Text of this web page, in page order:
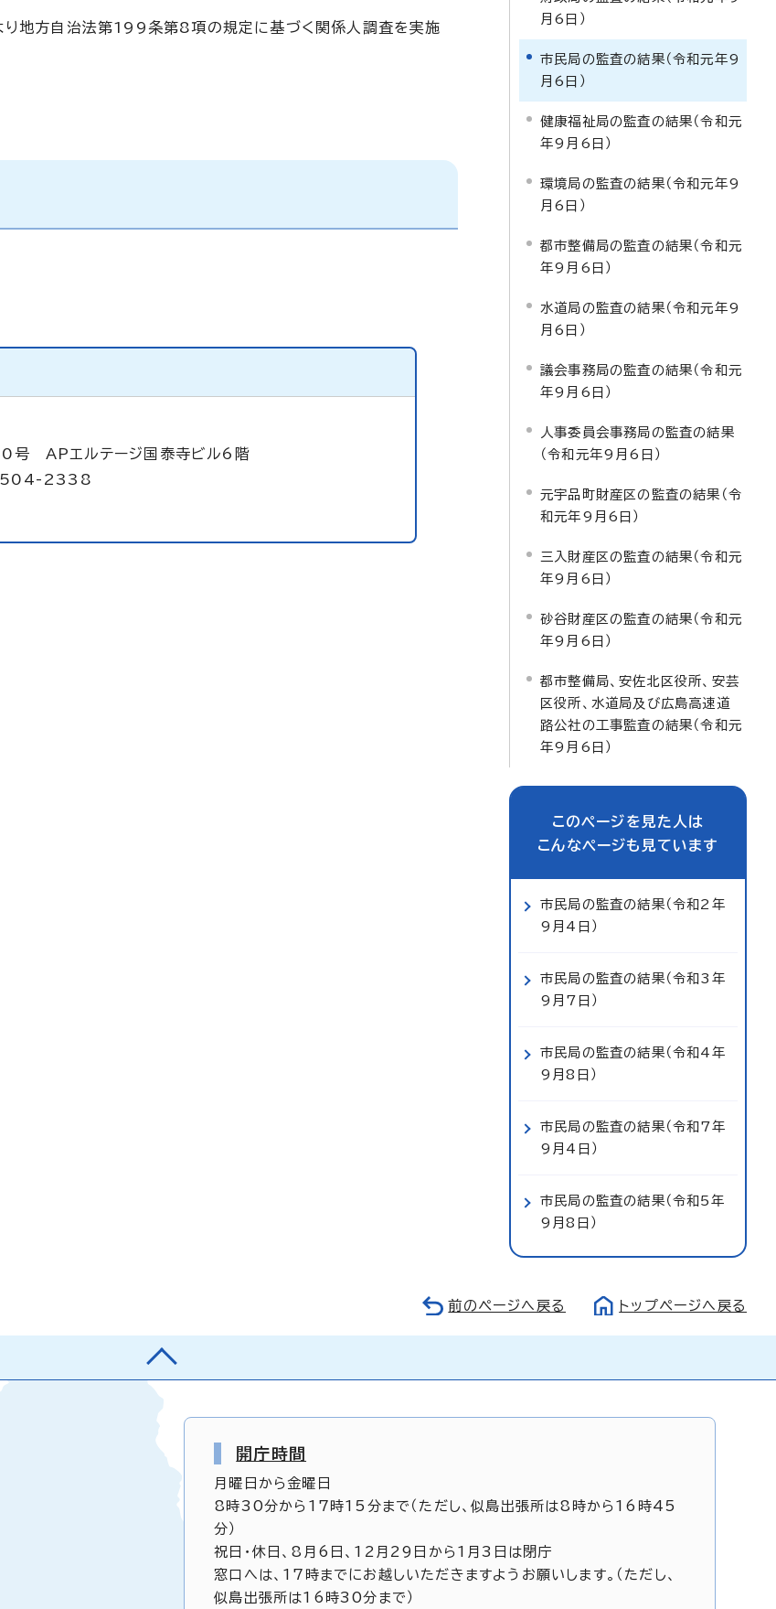
り地方自治法第199条第8項の規定に基づく関係人調査を実施
APエルテージ国泰寺ビル6階
504-2338
月6日）
市民局の監査の結果（令和元年9
月6日）
健康福祉局の監査の結果（令和元
年9月6日）
環境局の監査の結果（令和元年9
月6日）
都市整備局の監査の結果（令和元
年9月6日）
水道局の監査の結果（令和元年9
月6日）
議会事務局の監査の結果（令和元
年9月6日）
人事委員会事務局の監査の結果
（令和元年9月6日）
元宇品町財産区の監査の結果（令
和元年9月6日）
三入財産区の監査の結果（令和元
年9月6日）
砂谷財産区の監査の結果（令和元
年9月6日）
都市整備局、安佐北区役所、安芸
区役所、水道局及び広島高速道
路公社の工事監査の結果（令和元
年9月6日）
このページを見た人は
こんなページも見ています
市民局の監査の結果（令和2年
9月4日）
市民局の監査の結果（令和3年
9月7日）
市民局の監査の結果（令和4年
9月8日）
市民局の監査の結果（令和7年
9月4日）
市民局の監査の結果（令和5年
9月8日）
前のページへ戻る トップページへ戻る
開庁時間
月曜日から金曜日
8時30分から17時15分まで（ただし、似島出張所は8時から16時45
分）
祝日・休日、8月6日、12月29日から1月3日は閉庁
窓口へは、17時までにお越しいただきますようお願いします。（ただし、
似島出張所は16時30分まで）